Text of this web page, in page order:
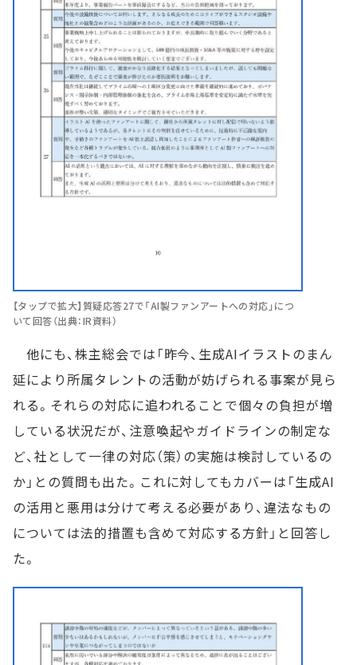
【タップで拡大】質疑応答27で「AI製ファンアートへの対応」につ
いて回答（出典：IR資料）
他にも、株主総会では「昨今、生成AIイラストのまん
延により所属タレントの活動が妨げられる事案が見ら
れる。それらの対応に追われることで個々の負担が増
している状況だが、注意喚起やガイドラインの制定な
ど、社として一律の対応（策）の実施は検討しているの
か」との質問も出た。これに対してもカバーは「生成AI
の活用と悪用は分けて考える必要があり、違法なもの
については法的措置も含めて対応する方針」と回答し
た。